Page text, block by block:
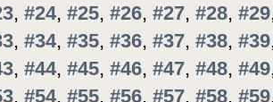
, #24, #25, #26, #27, #28, #29
, #34, #35, #36, #37, #38, #39
, #44, #45, #46, #47, #48, #49
, #54, #55, #56, #57, #58, #59